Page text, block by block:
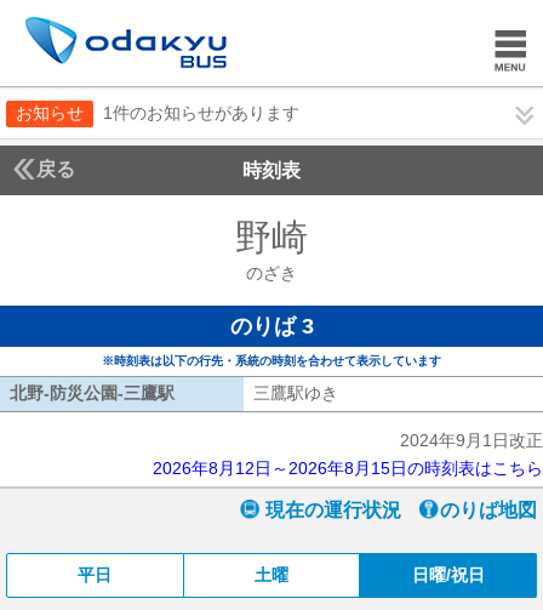
お知らせ 1件のお知らせがあります
戻る 時刻表
野崎
のざき
のりば 3
※時刻表は以下の行先・系統の時刻を合わせて表示しています
北野-防災公園-三鷹駅 北野-防災公園-三鷹駅
三鷹駅ゆき
2024年9月1日改正
2026年8月12日～2026年8月15日の時刻表はこちら
現在の運行状況 のりば地図
平日 土曜 日曜/祝日